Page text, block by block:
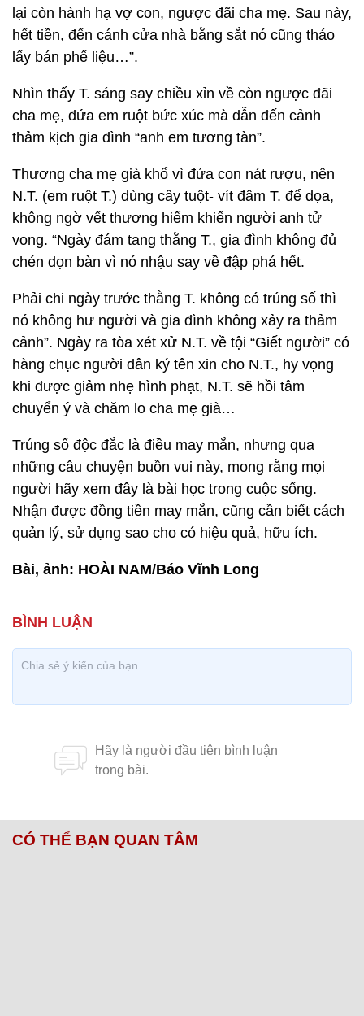
lại còn hành hạ vợ con, ngược đãi cha mẹ. Sau này,
hết tiền, đến cánh cửa nhà bằng sắt nó cũng tháo
lấy bán phế liệu…”.
Nhìn thấy T. sáng say chiều xỉn về còn ngược đãi
cha mẹ, đứa em ruột bức xúc mà dẫn đến cảnh
thảm kịch gia đình “anh em tương tàn”.
Thương cha mẹ già khổ vì đứa con nát rượu, nên
N.T. (em ruột T.) dùng cây tuột- vít đâm T. để dọa,
không ngờ vết thương hiểm khiến người anh tử
vong. “Ngày đám tang thằng T., gia đình không đủ
chén dọn bàn vì nó nhậu say về đập phá hết.
Phải chi ngày trước thằng T. không có trúng số thì
nó không hư người và gia đình không xảy ra thảm
cảnh”. Ngày ra tòa xét xử N.T. về tội “Giết người” có
hàng chục người dân ký tên xin cho N.T., hy vọng
khi được giảm nhẹ hình phạt, N.T. sẽ hồi tâm
chuyển ý và chăm lo cha mẹ già…
Trúng số độc đắc là điều may mắn, nhưng qua
những câu chuyện buồn vui này, mong rằng mọi
người hãy xem đây là bài học trong cuộc sống.
Nhận được đồng tiền may mắn, cũng cần biết cách
quản lý, sử dụng sao cho có hiệu quả, hữu ích.
Bài, ảnh: HOÀI NAM/Báo Vĩnh Long
CÓ THỂ BẠN QUAN TÂM